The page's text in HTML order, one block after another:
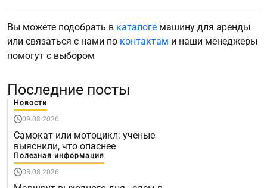
Вы можете подобрать в каталоге машину для аренды
или связаться с нами по контактам и наши менеджеры
помогут с выбором
Последние посты
Новости
09.08.2026
Самокат или мотоцикл: ученые
выяснили, что опаснее
Полезная информация
08.08.2026